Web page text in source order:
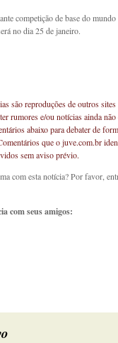
competição de base do
no dia 25 de janeiro.
são reproduções de outros
rumores e/ou notícias ainda
abaixo para debater de
que o juve.com.br
sem aviso prévio.
com esta notícia? Por favor,
com seus amigos: